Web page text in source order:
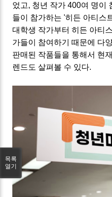
었고, 청년 작가 400여 명이
들이 참가하는 '히든 아티스
대학생 작가부터 히든 아티
가들이 참여하기 때문에 다
판매된 작품들을 통해서 현
렌드도 살펴볼 수 있다.
목록
열기